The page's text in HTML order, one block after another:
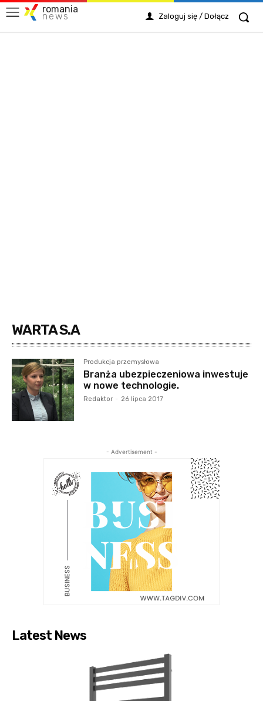
romania
news Zaloguj się / Dołącz
WARTA S.A
Produkcja przemysłowa
Branża ubezpieczeniowa inwestuje
w nowe technologie.
Redaktor - 26 lipca 2017
- Advertisement -
Latest News